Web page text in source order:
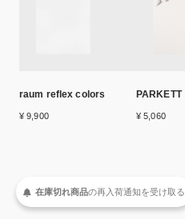
raum reflex colors
¥ 9,900
PARKETT
¥ 5,060
在庫切れ商品の再入荷通知を受け取る